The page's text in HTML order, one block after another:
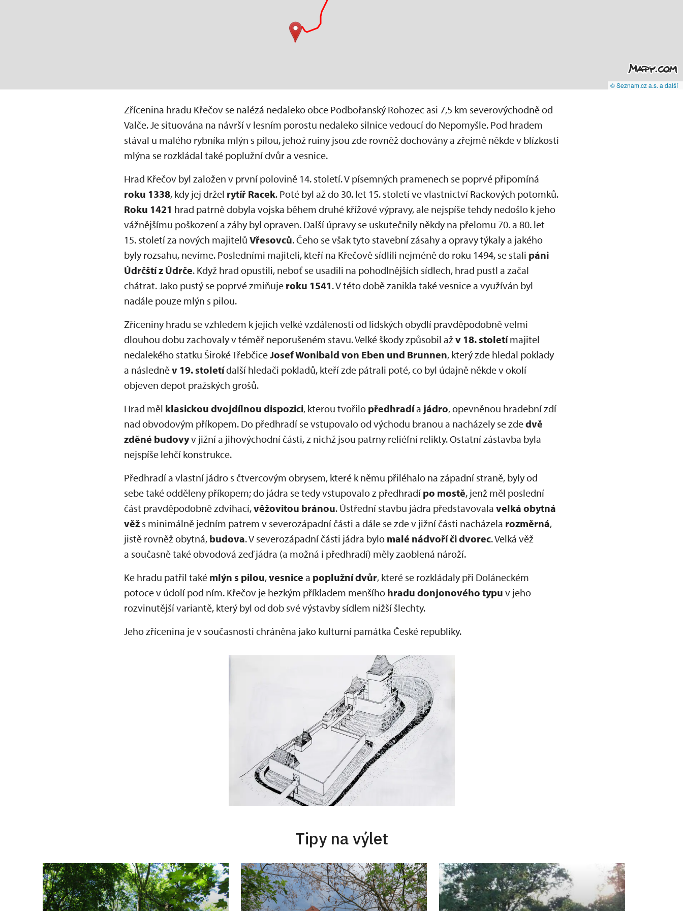
© Seznam.cz a.s. a další
Zřícenina hradu Křečov se nalézá nedaleko obce Podbořanský Rohozec asi 7,5 km severovýchodně od
Valče. Je situována na návrší v lesním porostu nedaleko silnice vedoucí do Nepomyšle. Pod hradem
stával u malého rybníka mlýn s pilou, jehož ruiny jsou zde rovněž dochovány a zřejmě někde v blízkosti
mlýna se rozkládal také poplužní dvůr a vesnice.
Hrad Křečov byl založen v první polovině 14. století. V písemných pramenech se poprvé připomíná
roku 1338, kdy jej držel rytíř Racek. Poté byl až do 30. let 15. století ve vlastnictví Rackových potomků.
Roku 1421 hrad patrně dobyla vojska během druhé křížové výpravy, ale nejspíše tehdy nedošlo k jeho
vážnějšímu poškození a záhy byl opraven. Další úpravy se uskutečnily někdy na přelomu 70. a 80. let
15. století za nových majitelů Vřesovců. Čeho se však tyto stavební zásahy a opravy týkaly a jakého
byly rozsahu, nevíme. Posledními majiteli, kteří na Křečově sídlili nejméně do roku 1494, se stali páni
Údrčští z Údrče. Když hrad opustili, neboť se usadili na pohodlnějších sídlech, hrad pustl a začal
chátrat. Jako pustý se poprvé zmiňuje roku 1541. V této době zanikla také vesnice a využíván byl
nadále pouze mlýn s pilou.
Zříceniny hradu se vzhledem k jejich velké vzdálenosti od lidských obydlí pravděpodobně velmi
dlouhou dobu zachovaly v téměř neporušeném stavu. Velké škody způsobil až v 18. stoletímajitel
nedalekého statku Široké TřebčiceJosef Wonibald von Eben und Brunnen, který zde hledal poklady
a následněv 19. stoletídalší hledači pokladů, kteří zde pátrali poté, co byl údajně někde v okolí
objeven depot pražských grošů.
Hrad měl klasickou dvojdílnou dispozici, kterou tvořilo předhradía jádro, opevněnou hradební zdí
nad obvodovým příkopem. Do předhradí se vstupovalo od východu branou a nacházely se zdedvě
zděné budovyv jižní a jihovýchodní části, z nichž jsou patrny reliéfní relikty. Ostatní zástavba byla
nejspíše lehčí konstrukce.
Předhradí a vlastní jádro s čtvercovým obrysem, které k němu přiléhalo na západní straně, byly od
sebe také odděleny příkopem; do jádra se tedy vstupovalo z předhradí po mostě, jenž měl poslední
část pravděpodobně zdvihací,věžovitou bránou. Ústřední stavbu jádra představovala velká obytná
věž s minimálně jedním patrem v severozápadní části a dále se zde v jižní části nacházela rozměrná,
jistě rovněž obytná, budova. V severozápadní části jádra bylo malé nádvoří či dvorec. Velká věž
a současně také obvodová zeď jádra (a možná i předhradí) měly zaoblená nároží.
Ke hradu patřil také mlýn s pilou,vesnice a poplužní dvůr, které se rozkládaly při Doláneckém
potoce v údolí pod ním. Křečov je hezkým příkladem menšího hradu donjonového typu v jeho
rozvinutější variantě, který byl od dob své výstavby sídlem nižší šlechty.
Jeho zřícenina je v současnosti chráněna jako kulturní památka České republiky.
Tipy na výlet